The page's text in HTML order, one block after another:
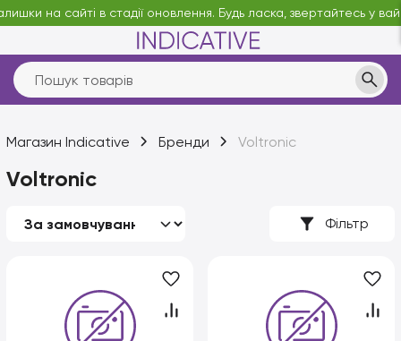
на сайті в стадії оновлення. Будь ласка, звертайтесь у
Магазин Indicative Бренди Voltronic
Voltronic
Фільтр